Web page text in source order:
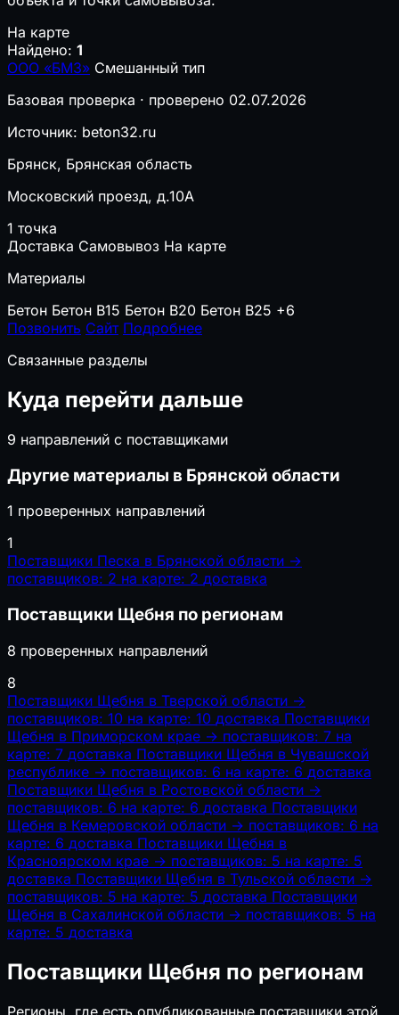
На карте
Найдено: 1
ООО «БМЗ» Смешанный тип
Базовая проверка · проверено 02.07.2026
Источник: beton32.ru
Брянск, Брянская область
Московский проезд, д.10А
1 точка
Доставка Самовывоз На карте
Материалы
Бетон Бетон B15 Бетон B20 Бетон B25 +6
Позвонить Сайт Подробнее
Связанные разделы
Куда перейти дальше
9 направлений с поставщиками
Другие материалы в Брянской области
1 проверенных направлений
1
Поставщики Песка в Брянской области →
поставщиков: 2 на карте: 2 доставка
Поставщики Щебня по регионам
8 проверенных направлений
8
Поставщики Щебня в Тверской области →
поставщиков: 10 на карте: 10 доставка Поставщики
Щебня в Приморском крае → поставщиков: 7 на
карте: 7 доставка Поставщики Щебня в Чувашской
республике → поставщиков: 6 на карте: 6 доставка
Поставщики Щебня в Ростовской области →
поставщиков: 6 на карте: 6 доставка Поставщики
Щебня в Кемеровской области → поставщиков: 6 на
карте: 6 доставка Поставщики Щебня в
Красноярском крае → поставщиков: 5 на карте: 5
доставка Поставщики Щебня в Тульской области →
поставщиков: 5 на карте: 5 доставка Поставщики
Щебня в Сахалинской области → поставщиков: 5 на
карте: 5 доставка
Поставщики Щебня по регионам
Регионы, где есть опубликованные поставщики этой